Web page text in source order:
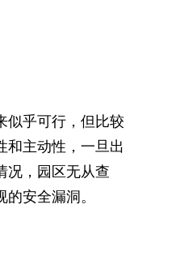
似乎可行，但比较
和主动性，一旦出
况，园区无从查
安全漏洞。